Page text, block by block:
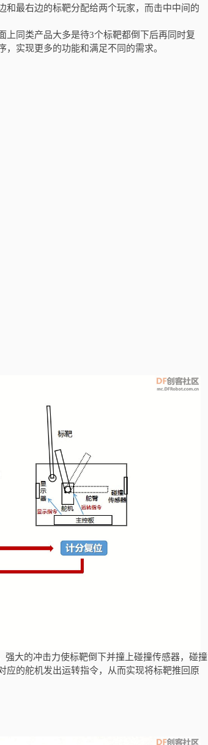
和最右边的标靶分配给两个玩家，而击中中间的
上同类产品大多是待3个标靶都倒下后再同时复
实现更多的功能和满足不同的需求。
大的冲击力使标靶倒下并撞上碰撞传感器，碰撞
的舵机发出运转指令，从而实现将标靶推回原